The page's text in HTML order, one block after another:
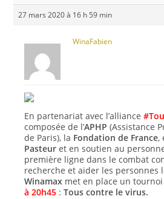
27 mars 2020 à 16 h 59 min
WinaFabien
En partenariat avec l’alliance
composée de l’APHP (Assistance
de Paris), la Fondation de France,
Pasteur et en soutien au
première ligne dans le combat
recherche et aider les personnes
Winamax met en place un
à 20h45 :Tous contre le virus.